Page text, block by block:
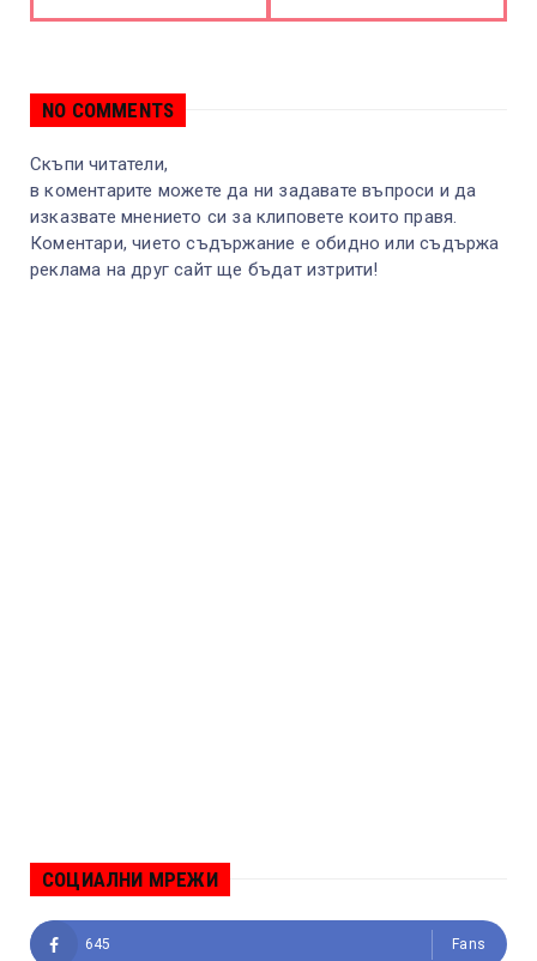
NO COMMENTS
Скъпи читатели,
в коментарите можете да ни задавате въпроси и да
изказвате мнението си за клиповете които правя.
Коментари, чието съдържание е обидно или съдържа
реклама на друг сайт ще бъдат изтрити!
СОЦИАЛНИ МРЕЖИ
645 Fans